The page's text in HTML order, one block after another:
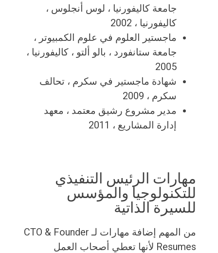
جامعة كاليفورنيا ، لوس أنجلوس ،
كاليفورنيا ، 2002
ماجستير العلوم في علوم الكمبيوتر ،
جامعة ستانفورد ، بالو ألتو ، كاليفورنيا ،
2005
شهادة ماجستير في سكرم ، تحالف
سكرم ، 2009
مدير مشروع رشيق معتمد ، معهد
إدارة المشاريع ، 2011
مهارات الرئيس التنفيذي
للتكنولوجيا والمؤسس
للسيرة الذاتية
من المهم إضافة مهارات لـ CTO & Founder
Resumes لأنها تعطي أصحاب العمل